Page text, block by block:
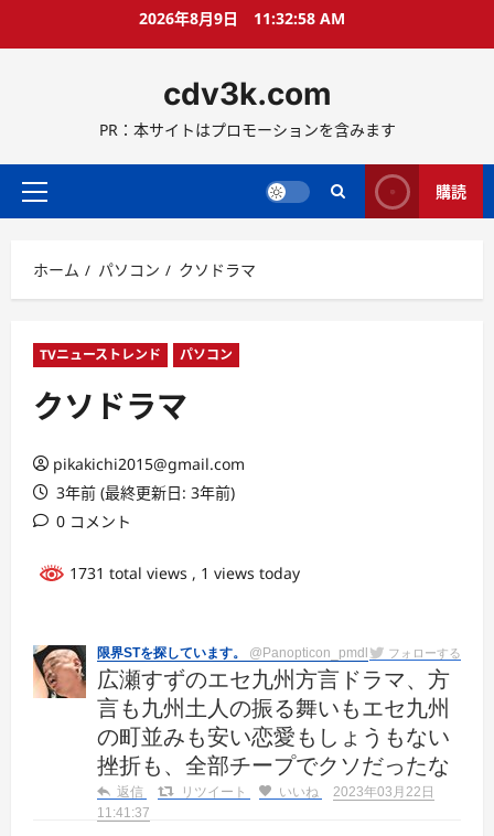
ス
ッ
2026年8月9日 11:32:58 AM
cdv3k.com
PR：本サイトはプロモーションを含みます
メ
メ
ニ
ー
購読
ホーム パソコン クソドラマ
TVニューストレンド パソコン
クソドラマ
pikakichi2015@gmail.com
3年前 (最終更新日: 3年前)
0 コメント
1731 total views , 1 views today
限界STを探しています。 @Panopticon_pmdl フォローする
広瀬すずのエセ九州方言ドラマ、方
言も九州土人の振る舞いもエセ九州
の町並みも安い恋愛もしょうもない
挫折も、全部チープでクソだったな
返信 リツイート いいね
2023年03月22日
11:41:37